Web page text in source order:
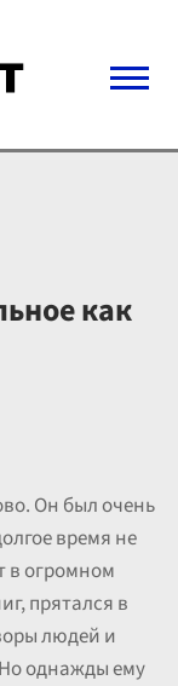
как
Он был очень
время не
в огромном
прятался в
людей и
однажды ему